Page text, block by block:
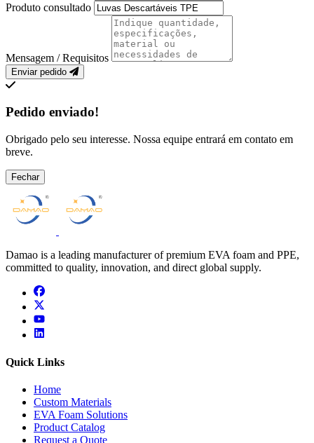
Produto consultado
Mensagem / Requisitos
Enviar pedido
Pedido enviado!
Obrigado pelo seu interesse. Nossa equipe entrará em contato em
breve.
Fechar
Damao is a leading manufacturer of premium EVA foam and PPE,
committed to quality, innovation, and direct global supply.
facebook
x
youtube
linkedin
Quick Links
Home
Custom Materials
EVA Foam Solutions
Product Catalog
Request a Quote